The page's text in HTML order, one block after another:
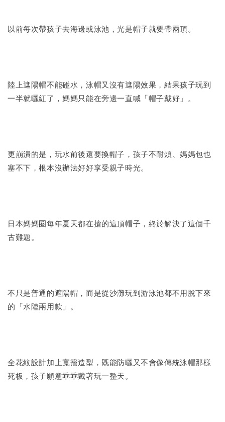
以前每次帶孩子去海邊或泳池，光是帽子就要帶兩頂。
陸上遮陽帽不能碰水，泳帽又沒有遮陽效果，結果孩子玩到
一半就曬紅了，媽媽只能在旁邊一直喊「帽子戴好」。
更崩潰的是，玩水前後還要換帽子，孩子不耐煩、媽媽包也
塞不下，根本沒辦法好好享受親子時光。
日本媽媽圈每年夏天都在搶的這頂帽子，終於解決了這個千
古難題。
不只是普通的遮陽帽，而是從沙灘玩到游泳池都不用脫下來
的「水陸兩用款」。
全花紋設計加上寬簷造型，既能防曬又不會像傳統泳帽那樣
死板，孩子願意乖乖戴著玩一整天。